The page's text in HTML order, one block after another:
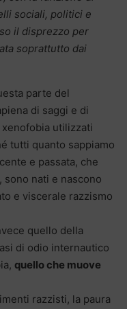
sociali, politici e
il disprezzo per
soprattutto dai
parte del
di saggi e di
utilizzati
tutti quanto sappiamo
e passata, che
nati e nascono
e viscerale razzismo
quello della
di odio internautico
quello che muove
razzisti, la paura